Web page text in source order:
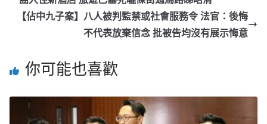
【佔中九子案】八人被判監禁或社會服務令 法官：後悔
不代表放棄信念 批被告均沒有展示悔意
你可能也喜歡